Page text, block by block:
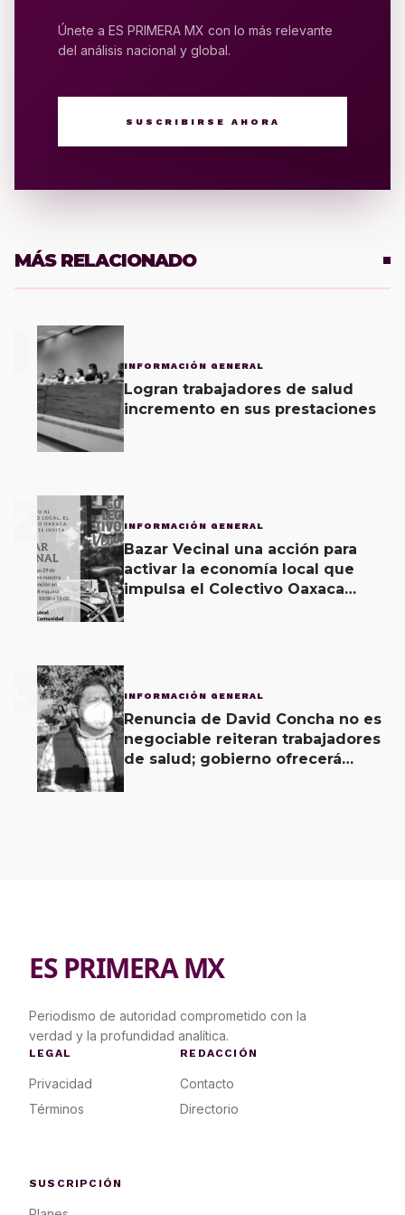
Únete a ES PRIMERA MX con lo más relevante
del análisis nacional y global.
SUSCRIBIRSE AHORA
MÁS RELACIONADO
INFORMACIÓN GENERAL
Logran trabajadores de salud
incremento en sus prestaciones
2 INFORMACIÓN GENERAL
Bazar Vecinal una acción para
activar la economía local que
impulsa el Colectivo Oaxaca
3 INFORMACIÓN GENERAL
Renuncia de David Concha no es
negociable reiteran trabajadores
de salud; gobierno ofrecerá
ES PRIMERA MX
Periodismo de autoridad comprometido con la
verdad y la profundidad analítica.
LEGAL
Privacidad
Términos
REDACCIÓN
Contacto
Directorio
SUSCRIPCIÓN